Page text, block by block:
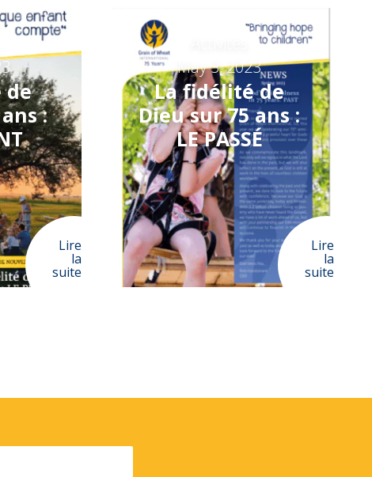
de
:
Lire
la
suite
May 3, 2023
La fidélité de
Dieu sur 75 ans :
LE PASSÉ
Lire
la
suite